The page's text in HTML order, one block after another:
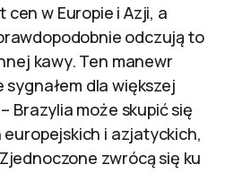
w Europie i Azji, a
odczują to
kawy. Ten manewr
dla większej
Brazylia może skupić się
i azjatyckich,
zwrócą się ku